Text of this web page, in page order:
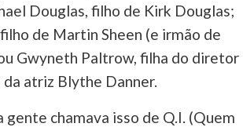
Douglas, filho de Kirk Douglas;
de Martin Sheen (e irmão de
Gwyneth Paltrow, filha do diretor
atriz Blythe Danner.
gente chamava isso de Q.I. (Quem